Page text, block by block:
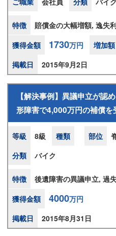
特徴
賠償金の大幅増額, 逸失
獲得金額
1730万円 増加額
掲載日
2015年9月2日
【解決事例】異議申立が認
形障害で4,000万円の補償を
等級 8級 種類 部位
分類
バイク
特徴
後遺障害の異議申立, 過
獲得金額
4000万円
掲載日
2015年8月31日